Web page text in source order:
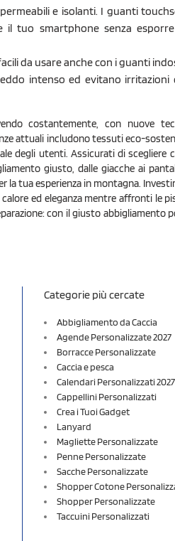
e isolanti. I guanti
il tuo smartphone senza
da usare anche con i guanti
intenso ed evitano irritazioni
costantemente, con nuove
attuali includono tessuti eco-
degli utenti. Assicurati di scegliere
giusto, dalle giacche ai
la tua esperienza in montagna.
ed eleganza mentre affronti le
con il giusto abbigliamento
Categorie più cercate
Abbigliamento da Caccia
Agende Personalizzate 2027
Borracce Personalizzate
Caccia e pesca
Calendari Personalizzati 2027
Cappellini Personalizzati
Crea i Tuoi Gadget
Lanyard
Magliette Personalizzate
Penne Personalizzate
Sacche Personalizzate
Shopper Cotone
Shopper Personalizzate
Taccuini Personalizzati